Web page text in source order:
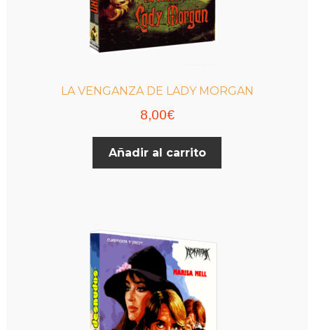
LA VENGANZA DE LADY MORGAN
8,00€
Añadir al carrito